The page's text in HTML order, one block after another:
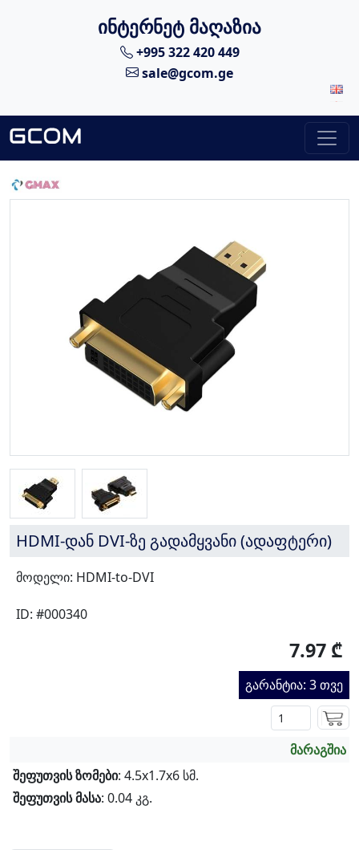
ინტერნეტ მაღაზია
+995 322 420 449
sale@gcom.ge
HDMI-დან DVI-ზე გადამყვანი (ადაფტერი)
მოდელი: HDMI-to-DVI
ID: #000340
7.97 ₾
გარანტია: 3 თვე
მარაგშია
შეფუთვის ზომები: 4.5x1.7x6 სმ.
შეფუთვის მასა: 0.04 კგ.